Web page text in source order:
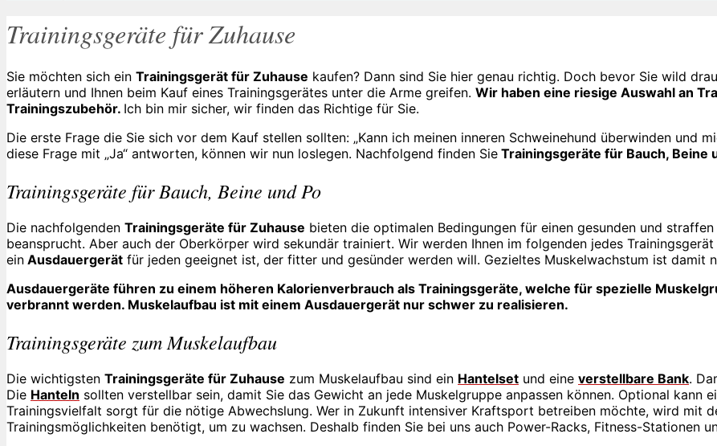
Trainingsgeräte für Zuhause
Sie möchten sich ein Trainingsgerät für Zuhause kaufen? Dann sind Sie hier genau richtig. Doch bevor Sie wild
erläutern und Ihnen beim Kauf eines Trainingsgerätes unter die Arme greifen. Wir haben eine riesige Auswahl an
Trainingszubehör. Ich bin mir sicher, wir finden das Richtige für Sie.
Die erste Frage die Sie sich vor dem Kauf stellen sollten: „Kann ich meinen inneren Schweinehund überwinden und
diese Frage mit „Ja“ antworten, können wir nun loslegen. Nachfolgend finden Sie Trainingsgeräte für Bauch, Beine
Trainingsgeräte für Bauch, Beine und Po
Die nachfolgenden Trainingsgeräte für Zuhause bieten die optimalen Bedingungen für einen gesunden und
beansprucht. Aber auch der Oberkörper wird sekundär trainiert. Wir werden Ihnen im folgenden jedes
ein Ausdauergerät für jeden geeignet ist, der fitter und gesünder werden will. Gezieltes Muskelwachstum ist damit
Ausdauergeräte führen zu einem höheren Kalorienverbrauch als Trainingsgeräte, welche für spezielle
verbrannt werden. Muskelaufbau ist mit einem Ausdauergerät nur schwer zu realisieren.
Trainingsgeräte zum Muskelaufbau
Die wichtigsten Trainingsgeräte für Zuhause zum Muskelaufbau sind ein Hantelset und eine verstellbare Bank.
Die Hanteln sollten verstellbar sein, damit Sie das Gewicht an jede Muskelgruppe anpassen können. Optional kann
Trainingsvielfalt sorgt für die nötige Abwechslung. Wer in Zukunft intensiver Kraftsport betreiben möchte, wird mit
Trainingsmöglichkeiten benötigt, um zu wachsen. Deshalb finden Sie bei uns auch Power-Racks, Fitness-Stationen